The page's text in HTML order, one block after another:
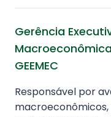
Gerência
GEEMEC
Responsável por